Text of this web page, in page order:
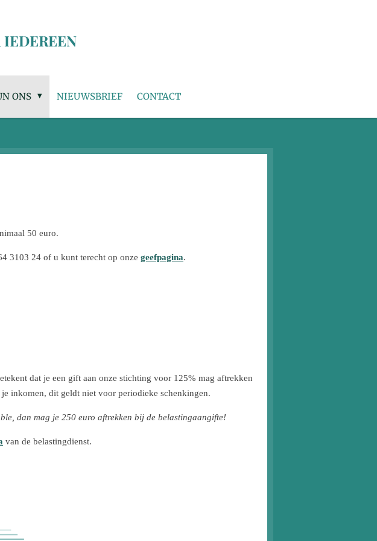
ONS NIEUWSBRIEF CONTACT
50 euro.
3103 24 of u kunt terecht op onze geefpagina.
dat je een gift aan onze stichting voor 125% mag aftrekken
inkomen, dit geldt niet voor periodieke schenkingen.
dan mag je 250 euro aftrekken bij de belastingaangifte!
van de belastingdienst.